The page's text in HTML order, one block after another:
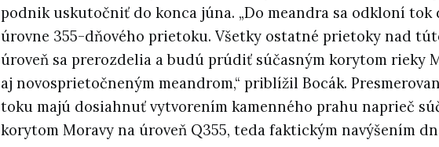
podnik uskutočniť do konca júna. „Do meandra sa odkloní tok
úrovne 355-dňového prietoku. Všetky ostatné prietoky nad
úroveň sa prerozdelia a budú prúdiť súčasným korytom rieky
aj novosprietočneným meandrom,“ priblížil Bocák.
toku majú dosiahnuť vytvorením kamenného prahu naprieč
korytom Moravy na úroveň Q355, teda faktickým navýšením